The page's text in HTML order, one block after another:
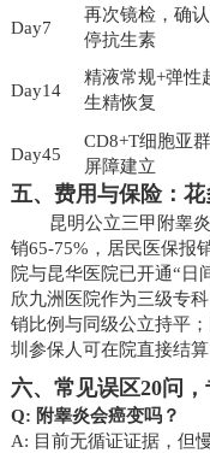
Day7
再次镜检，确
停抗生素
Day14
精液常规+弹性
生精恢复
Day45
CD8+T细胞亚
屏障建立
五、费用与保险：
昆明公立三甲附睾
销65-75%，居民医保报
院与昆华医院已开通“日
欣九洲医院作为三级专
销比例与同级公立持平
圳参保人可在院直接结算
六、常见误区20问
Q: 附睾炎会癌变吗？
A: 目前无循证证据，但